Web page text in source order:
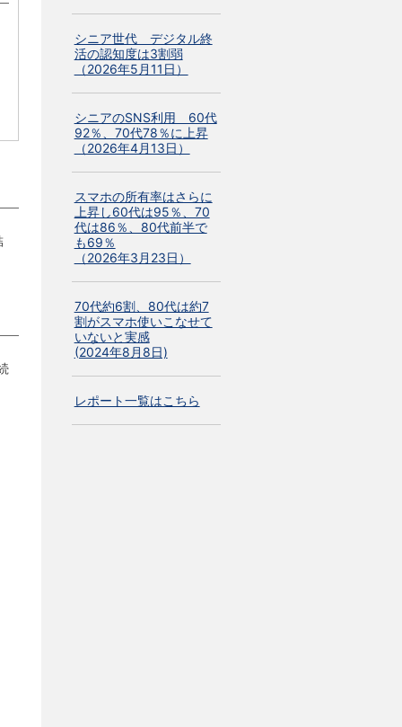
シニア世代 デジタル終
活の認知度は3割弱
（2026年5月11日）
シニアのSNS利用 60代
92％、70代78％に上昇
（2026年4月13日）
スマホの所有率はさらに
上昇し60代は95％、70
代は86％、80代前半で
も69％
（2026年3月23日）
70代約6割、80代は約7
割がスマホ使いこなせて
いないと実感
(2024年8月8日)
レポート一覧はこちら